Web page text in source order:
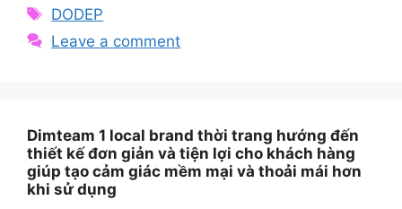
Tags
DODEP
Leave a comment
Dimteam 1 local brand thời trang hướng đến
thiết kế đơn giản và tiện lợi cho khách hàng
giúp tạo cảm giác mềm mại và thoải mái hơn
khi sử dụng